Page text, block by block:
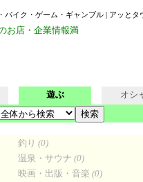
イク・ゲーム・ギャンブル | アッと
お店・企業情報満
遊ぶ オシ
釣り (0)
温泉・サウナ (0)
映画・出版・音楽 (0)